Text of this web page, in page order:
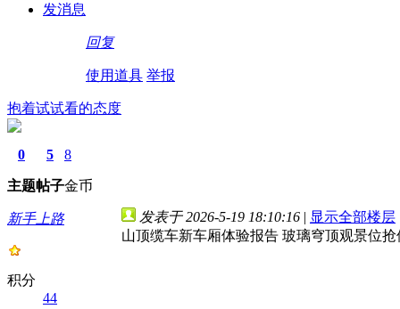
发消息
回复
使用道具 举报
抱着试试看的态度
0
主题
5
帖子
8
金币
新手上路
积分
44
发表于 2026-5-19 18:10:16 | 显示全部楼层
山顶缆车新车厢体验报告 玻璃穹顶观景位抢